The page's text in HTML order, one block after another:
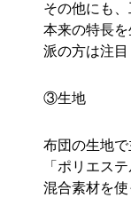
その他にも
本来の特長
派の方は注
③生地
布団の生地
「ポリエス
混合素材を